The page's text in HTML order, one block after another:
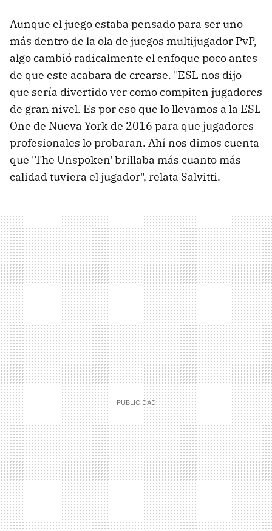
Aunque el juego estaba pensado para ser uno
más dentro de la ola de juegos multijugador PvP,
algo cambió radicalmente el enfoque poco antes
de que este acabara de crearse. "ESL nos dijo
que sería divertido ver como compiten jugadores
de gran nivel. Es por eso que lo llevamos a la ESL
One de Nueva York de 2016 para que jugadores
profesionales lo probaran. Ahí nos dimos cuenta
que 'The Unspoken' brillaba más cuanto más
calidad tuviera el jugador", relata Salvitti.